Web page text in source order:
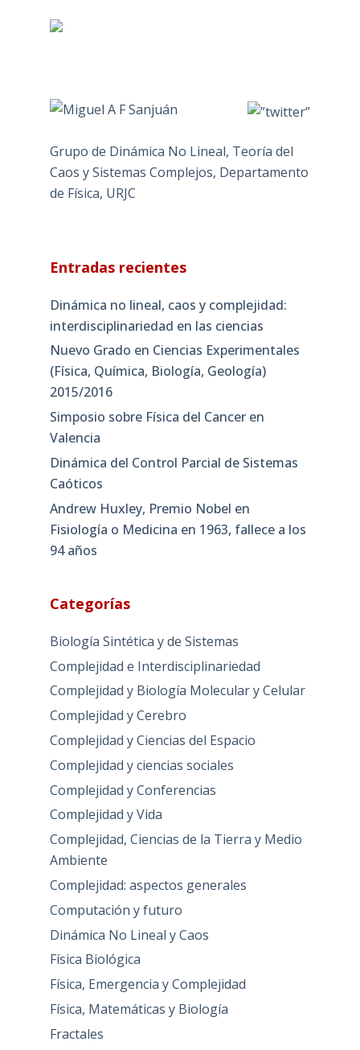
Grupo de Dinámica No Lineal, Teoría del
Caos y Sistemas Complejos, Departamento
de Física, URJC
Entradas recientes
Dinámica no lineal, caos y complejidad:
interdisciplinariedad en las ciencias
Nuevo Grado en Ciencias Experimentales
(Física, Química, Biología, Geología)
2015/2016
Simposio sobre Física del Cancer en
Valencia
Dinámica del Control Parcial de Sistemas
Caóticos
Andrew Huxley, Premio Nobel en
Fisiología o Medicina en 1963, fallece a los
94 años
Categorías
Biología Sintética y de Sistemas
Complejidad e Interdisciplinariedad
Complejidad y Biología Molecular y Celular
Complejidad y Cerebro
Complejidad y Ciencias del Espacio
Complejidad y ciencias sociales
Complejidad y Conferencias
Complejidad y Vida
Complejidad, Ciencias de la Tierra y Medio
Ambiente
Complejidad: aspectos generales
Computación y futuro
Dinámica No Lineal y Caos
Física Biológica
Física, Emergencia y Complejidad
Física, Matemáticas y Biología
Fractales